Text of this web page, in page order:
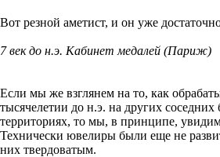
Вот резной аметист, и он уже
7 век до н.э. Кабинет медалей (Париж)
Если мы же взглянем на то, как
тысячелетии до н.э. на других
территориях, то мы, в принципе,
Технически ювелиры были еще не
них твердоватым.